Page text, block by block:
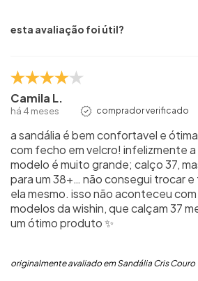
esta avaliação foi útil?
Camila L.
há 4 meses comprador verificado
a sandália é bem confortavel e
com fecho em velcro! infelizmente
modelo é muito grande; calço 37,
para um 38+… não consegui trocar
ela mesmo. isso não aconteceu
modelos da wishin, que calçam 37
um ótimo produto ✨
originalmente avaliado em Sandália Cris Couro